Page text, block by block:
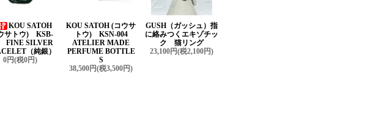
KOU SATOH
サトウ) KSB-
FINE SILVER
（純銀）
0円(税0円)
KOU SATOH (コウサ
トウ) KSN-004
ATELIER MADE
PERFUME BOTTLE
S
38,500円(税3,500円)
GUSH（ガッシュ）指
に絡みつくエキゾチッ
ク 猫リング
23,100円(税2,100円)